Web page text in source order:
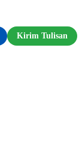
Kirim Tulisan